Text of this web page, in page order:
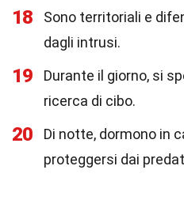
18
Sono territoriali e
dagli intrusi.
19
Durante il giorno, si
ricerca di cibo.
20
Di notte, dormono in
proteggersi dai